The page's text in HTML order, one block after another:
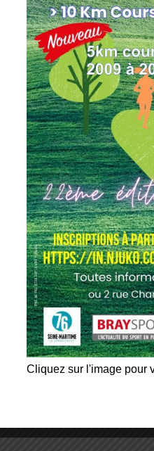
Cliquez sur l'image pour